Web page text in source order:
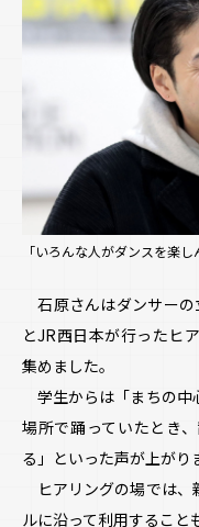
「いろんな人がダンスを楽
石原さんはダンサーの
とJR西日本が行ったヒ
集めました。
学生からは「まちの中
場所で踊っていたとき
る」といった声が上がり
ヒアリングの場では、
ルに沿って利用すること